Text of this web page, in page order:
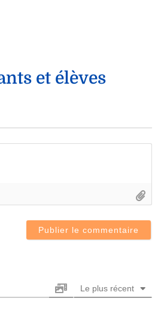
et élèves
Le plus récent